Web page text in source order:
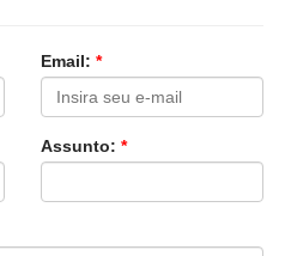
Email: *
Assunto: *